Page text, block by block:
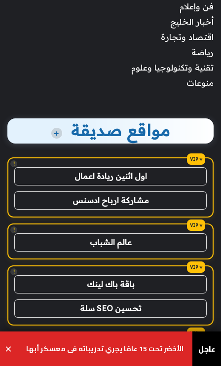
فن وإعلام
أخبار الخليج
اقتصاد وتجارة
رياضة
تقنية وتكنولوجيا وعلوم
منوعات
مواقع صديقة +
!
اول اثنين ريادة اعمال
مشاركة ارباح ادسنس
!
عالم الشباب
!
باقة باك لينك
تحسين SEO سلة
ماسنجر المسلم
عاجل الأخضر تحت 15 عامًا يجري تدريباته في معسكر أبها ×